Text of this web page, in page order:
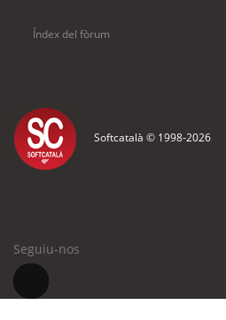
Índex del fòrum
Softcatalà © 1998-2026
Seguiu-nos